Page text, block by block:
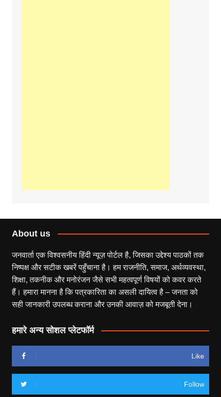
About us
जनवार्ता एक विश्वसनीय हिंदी न्यूज़ पोर्टल है, जिसका उद्देश्य पाठकों तक
निष्पक्ष और सटीक खबरें पहुँचाना है। हम राजनीति, समाज, अर्थव्यवस्था,
शिक्षा, तकनीक और मनोरंजन जैसे सभी महत्वपूर्ण विषयों को कवर करते
हैं। हमारा मानना है कि पत्रकारिता का असली दायित्व है – जनता को
सही जानकारी उपलब्ध कराना और उनकी आवाज़ को मजबूती देना।
हमारे अन्य सोशल प्लेटफॉर्म
Like
Follow